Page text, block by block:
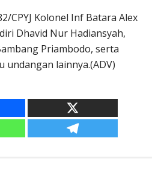
CPYJ Kolonel Inf Batara Alex
Dhavid Nur Hadiansyah,
Priambodo, serta
undangan lainnya.(ADV)